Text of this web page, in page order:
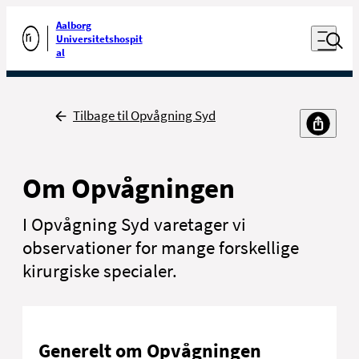
Gå til forsiden
Aalborg
Universitetshospit
al
Åben
Udfør søgning
Tilbage
Tilbage til Opvågning Syd
Om Opvågningen
I Opvågning Syd varetager vi
observationer for mange forskellige
kirurgiske specialer.
Generelt om Opvågningen